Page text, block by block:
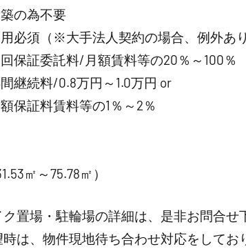
の為不要
須（※大手法人契約の場合、例外あり
証委託料/月額賃料等の20％～100％
続料/0.8万円～1.0万円 or
証料賃料等の1％～2％
㎡～75.78㎡）
置場・駐輪場の詳細は、是非お問合せ
は、物件現地待ち合わせ対応をしてお